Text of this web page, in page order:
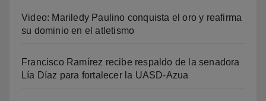
Video: Mariledy Paulino conquista el oro y reafirma
su dominio en el atletismo
Francisco Ramírez recibe respaldo de la senadora
Lía Díaz para fortalecer la UASD-Azua